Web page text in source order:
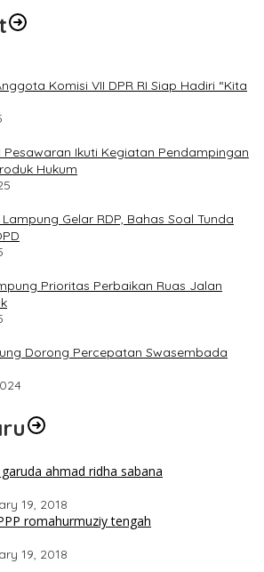
Komisi VII DPR RI Siap Hadiri “Kita
Pesawaran Ikuti Kegiatan Pendampingan
Hukum
Lampung Gelar RDP, Bahas Soal Tunda
Prioritas Perbaikan Ruas Jalan
Dorong Percepatan Swasembada
19, 2018
19, 2018